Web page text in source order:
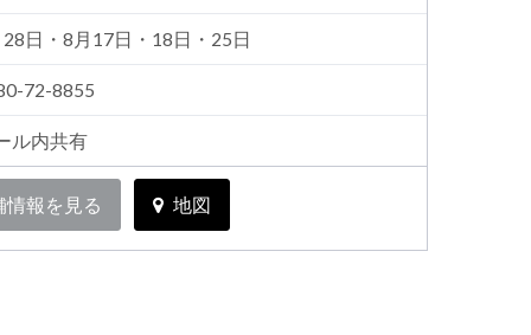
日・8月17日・18日・25日
72-8855
ル内共有
情報を見る 地図